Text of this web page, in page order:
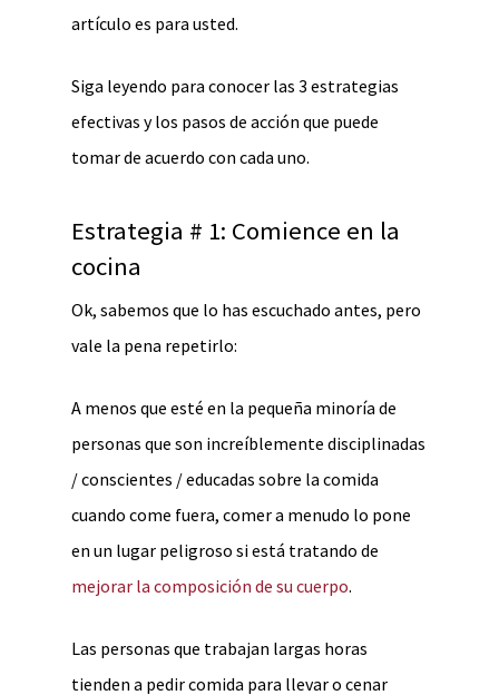
artículo es para usted.
Siga leyendo para conocer las 3 estrategias
efectivas y los pasos de acción que puede
tomar de acuerdo con cada uno.
Estrategia # 1: Comience en la
cocina
Ok, sabemos que lo has escuchado antes, pero
vale la pena repetirlo:
A menos que esté en la pequeña minoría de
personas que son increíblemente disciplinadas
/ conscientes / educadas sobre la comida
cuando come fuera, comer a menudo lo pone
en un lugar peligroso si está tratando de
mejorar la composición de su cuerpo.
Las personas que trabajan largas horas
tienden a pedir comida para llevar o cenar